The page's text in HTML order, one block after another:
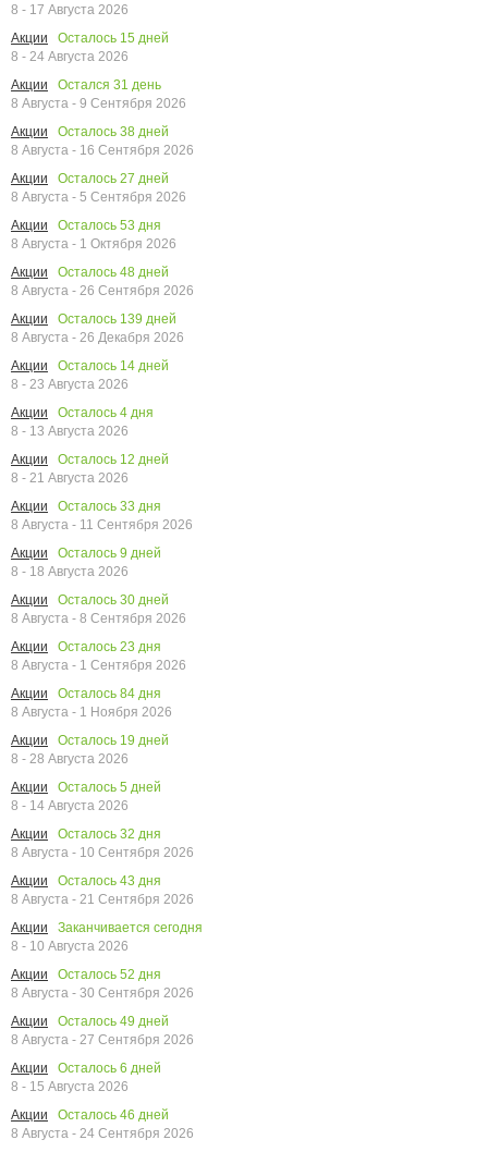
8 - 17 Августа 2026
Акции
Осталось 15 дней
8 - 24 Августа 2026
Акции
Остался 31 день
8 Августа - 9 Сентября 2026
Акции
Осталось 38 дней
8 Августа - 16 Сентября 2026
Акции
Осталось 27 дней
8 Августа - 5 Сентября 2026
Акции
Осталось 53 дня
8 Августа - 1 Октября 2026
Акции
Осталось 48 дней
8 Августа - 26 Сентября 2026
Акции
Осталось 139 дней
8 Августа - 26 Декабря 2026
Акции
Осталось 14 дней
8 - 23 Августа 2026
Акции
Осталось 4 дня
8 - 13 Августа 2026
Акции
Осталось 12 дней
8 - 21 Августа 2026
Акции
Осталось 33 дня
8 Августа - 11 Сентября 2026
Акции
Осталось 9 дней
8 - 18 Августа 2026
Акции
Осталось 30 дней
8 Августа - 8 Сентября 2026
Акции
Осталось 23 дня
8 Августа - 1 Сентября 2026
Акции
Осталось 84 дня
8 Августа - 1 Ноября 2026
Акции
Осталось 19 дней
8 - 28 Августа 2026
Акции
Осталось 5 дней
8 - 14 Августа 2026
Акции
Осталось 32 дня
8 Августа - 10 Сентября 2026
Акции
Осталось 43 дня
8 Августа - 21 Сентября 2026
Акции
Заканчивается сегодня
8 - 10 Августа 2026
Акции
Осталось 52 дня
8 Августа - 30 Сентября 2026
Акции
Осталось 49 дней
8 Августа - 27 Сентября 2026
Акции
Осталось 6 дней
8 - 15 Августа 2026
Акции
Осталось 46 дней
8 Августа - 24 Сентября 2026